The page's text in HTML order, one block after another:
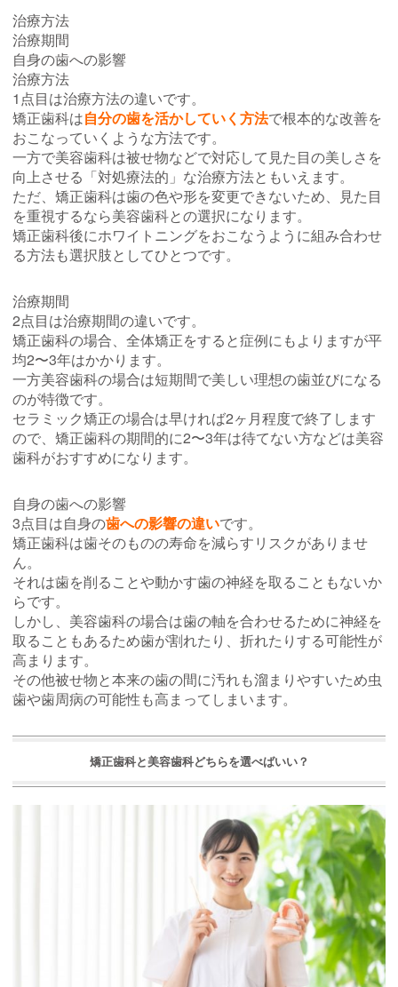
治療方法
治療期間
自身の歯への影響
治療方法
1点目は治療方法の違いです。
矯正歯科は自分の歯を活かしていく方法で根本的な改善を
おこなっていくような方法です。
一方で美容歯科は被せ物などで対応して見た目の美しさを
向上させる「対処療法的」な治療方法ともいえます。
ただ、矯正歯科は歯の色や形を変更できないため、見た目
を重視するなら美容歯科との選択になります。
矯正歯科後にホワイトニングをおこなうように組み合わせ
る方法も選択肢としてひとつです。
治療期間
2点目は治療期間の違いです。
矯正歯科の場合、全体矯正をすると症例にもよりますが平
均2〜3年はかかります。
一方美容歯科の場合は短期間で美しい理想の歯並びになる
のが特徴です。
セラミック矯正の場合は早ければ2ヶ月程度で終了します
ので、矯正歯科の期間的に2〜3年は待てない方などは美容
歯科がおすすめになります。
自身の歯への影響
3点目は自身の歯への影響の違いです。
矯正歯科は歯そのものの寿命を減らすリスクがありませ
ん。
それは歯を削ることや動かす歯の神経を取ることもないか
らです。
しかし、美容歯科の場合は歯の軸を合わせるために神経を
取ることもあるため歯が割れたり、折れたりする可能性が
高まります。
その他被せ物と本来の歯の間に汚れも溜まりやすいため虫
歯や歯周病の可能性も高まってしまいます。
矯正歯科と美容歯科どちらを選べばいい？